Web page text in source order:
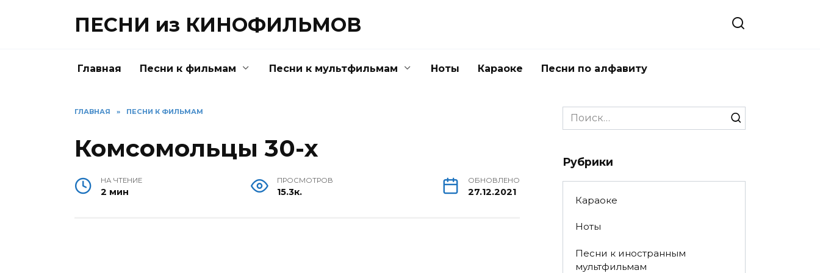
ПЕСНИ из КИНОФИЛЬМОВ
Главная Песни к фильмам Песни к мультфильмам Ноты Караоке Песни по алфавиту
ГЛАВНАЯ » ПЕСНИ К ФИЛЬМАМ
Комсомольцы 30-x
НА ЧТЕНИЕ
2 мин
ПРОСМОТРОВ
15.3к.
ОБНОВЛЕНО
27.12.2021
Search
for:
Рубрики
Караоке
Ноты
Песни к иностранным
мультфильмам